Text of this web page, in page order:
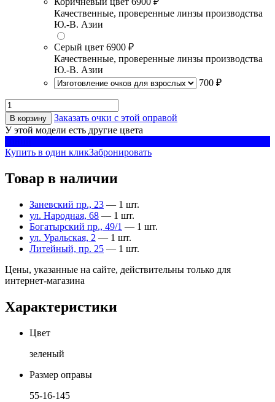
Качественные, проверенные линзы производства
Ю.-В. Азии
Серый цвет 6900 ₽
Качественные, проверенные линзы производства
Ю.-В. Азии
700 ₽
В корзину
Заказать очки с этой оправой
У этой модели есть другие цвета
Купить в один кликЗабронировать
Товар в наличии
Заневский пр., 23 — 1 шт.
ул. Народная, 68 — 1 шт.
Богатырский пр., 49/1 — 1 шт.
ул. Уральская, 2 — 1 шт.
Литейный, пр. 25 — 1 шт.
Цены, указанные на сайте, действительны только для
интернет-магазина
Характеристики
Цвет
зеленый
Размер оправы
55-16-145